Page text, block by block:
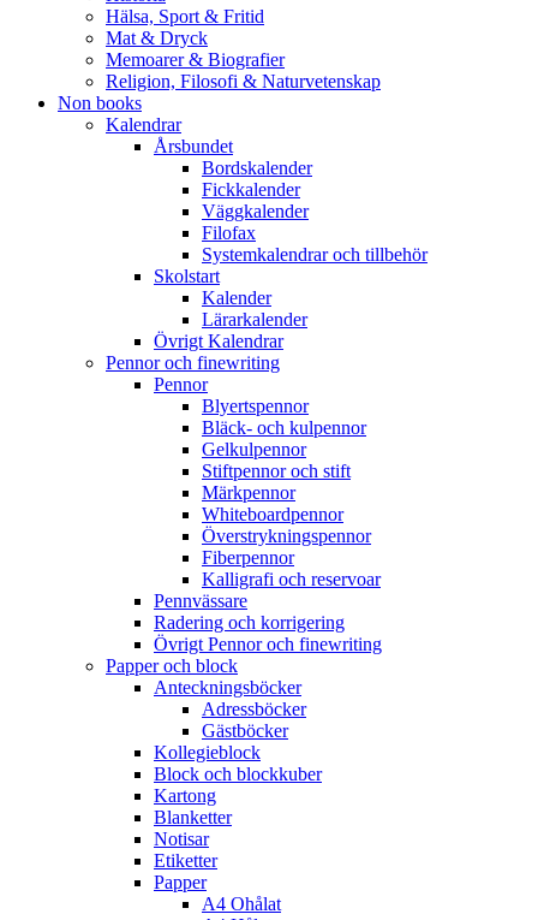
Hälsa, Sport & Fritid
Mat & Dryck
Memoarer & Biografier
Religion, Filosofi & Naturvetenskap
Non books
Kalendrar
Årsbundet
Bordskalender
Fickkalender
Väggkalender
Filofax
Systemkalendrar och tillbehör
Skolstart
Kalender
Lärarkalender
Övrigt Kalendrar
Pennor och finewriting
Pennor
Blyertspennor
Bläck- och kulpennor
Gelkulpennor
Stiftpennor och stift
Märkpennor
Whiteboardpennor
Överstrykningspennor
Fiberpennor
Kalligrafi och reservoar
Pennvässare
Radering och korrigering
Övrigt Pennor och finewriting
Papper och block
Anteckningsböcker
Adressböcker
Gästböcker
Kollegieblock
Block och blockkuber
Kartong
Blanketter
Notisar
Etiketter
Papper
A4 Ohålat